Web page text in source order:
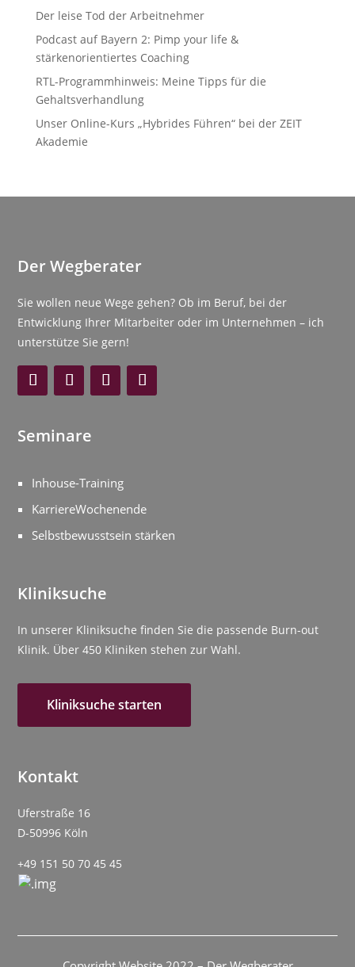
Der leise Tod der Arbeitnehmer
Podcast auf Bayern 2: Pimp your life &
stärkenorientiertes Coaching
RTL-Programmhinweis: Meine Tipps für die
Gehaltsverhandlung
Unser Online-Kurs „Hybrides Führen“ bei der ZEIT
Akademie
Der Wegberater
Sie wollen neue Wege gehen? Ob im Beruf, bei der
Entwicklung Ihrer Mitarbeiter oder im Unternehmen – ich
unterstütze Sie gern!
Seminare
Inhouse-Training
KarriereWochenende
Selbstbewusstsein stärken
Kliniksuche
In unserer Kliniksuche finden Sie die passende Burn-out
Klinik. Über 450 Kliniken stehen zur Wahl.
Kliniksuche starten
Kontakt
Uferstraße 16
D-50996 Köln
+49 151 50 70 45 45